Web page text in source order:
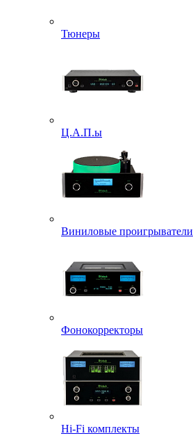
Тюнеры
Ц.А.П.ы
Виниловые проигрыватели
Фонокорректоры
Hi-Fi комплекты